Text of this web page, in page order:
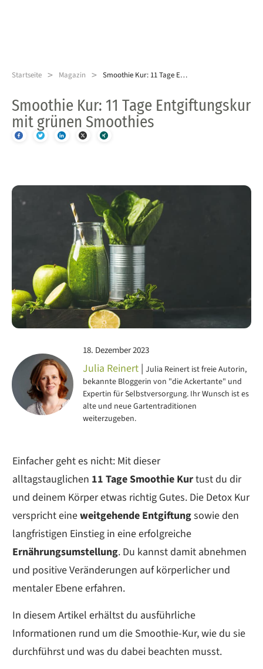
Startseite > Magazin > Smoothie Kur: 11 Tage Entgiftungskur mit grünen Smoothies
Smoothie Kur: 11 Tage Entgiftungskur
mit grünen Smoothies
18. Dezember 2023
Julia Reinert |Julia Reinert ist freie Autorin,
bekannte Bloggerin von "die Ackertante" und
Expertin für Selbstversorgung. Ihr Wunsch ist es
alte und neue Gartentraditionen
weiterzugeben.
Einfacher geht es nicht: Mit dieser
alltagstauglichen 11 Tage Smoothie Kurtust du dir
und deinem Körper etwas richtig Gutes. Die Detox Kur
verspricht eineweitgehende Entgiftungsowie den
langfristigen Einstieg in eine erfolgreiche
Ernährungsumstellung. Du kannst damit abnehmen
und positive Veränderungen auf körperlicher und
mentaler Ebene erfahren.
In diesem Artikel erhältst du ausführliche
Informationen rund um die Smoothie-Kur, wie du sie
durchführst und was du dabei beachten musst.